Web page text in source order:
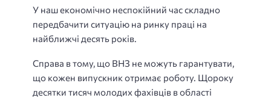
У наш економічно неспокійний час складно
передбачити ситуацію на ринку праці на
найближчі десять років.
Справа в тому, що ВНЗ не можуть гарантувати,
що кожен випускник отримає роботу. Щороку
десятки тисяч молодих фахівців в області